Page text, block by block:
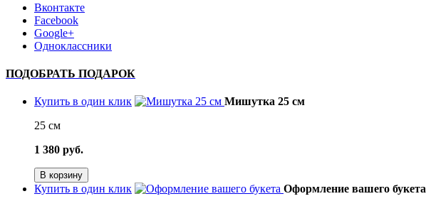
Вконтакте
Facebook
Google+
Одноклассники
ПОДОБРАТЬ ПОДАРОК
Купить в один клик
Мишутка 25 см
25 см
1 380 руб.
В корзину
Купить в один клик
Оформление вашего букета